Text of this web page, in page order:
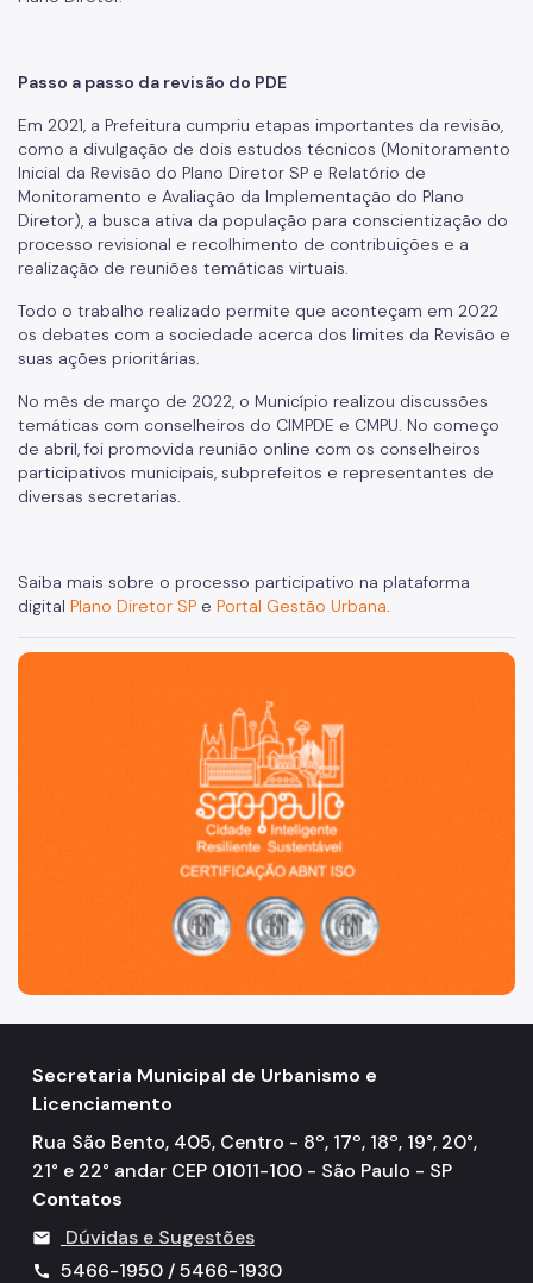
Passo a passo da revisão do PDE
Em 2021, a Prefeitura cumpriu etapas importantes da revisão,
como a divulgação de dois estudos técnicos (Monitoramento
Inicial da Revisão do Plano Diretor SP e Relatório de
Monitoramento e Avaliação da Implementação do Plano
Diretor), a busca ativa da população para conscientização do
processo revisional e recolhimento de contribuições e a
realização de reuniões temáticas virtuais.
Todo o trabalho realizado permite que aconteçam em 2022
os debates com a sociedade acerca dos limites da Revisão e
suas ações prioritárias.
No mês de março de 2022, o Município realizou discussões
temáticas com conselheiros do CIMPDE e CMPU. No começo
de abril, foi promovida reunião online com os conselheiros
participativos municipais, subprefeitos e representantes de
diversas secretarias.
Saiba mais sobre o processo participativo na plataforma
digital Plano Diretor SP e Portal Gestão Urbana.
São Paulo, cidade inteligente, resiliente e sustentável
Secretaria Municipal de Urbanismo e
Licenciamento
Rua São Bento, 405, Centro - 8º, 17º, 18º, 19°, 20°,
21° e 22° andar CEP 01011-100 - São Paulo - SP
Contatos
mail Dúvidas e Sugestões
call 5466-1950 / 5466-1930